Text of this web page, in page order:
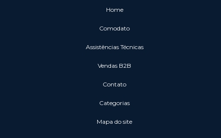
Home
Comodato
Assistências Técnicas
vendas B2B
Contato
Categorias
Mapa do site